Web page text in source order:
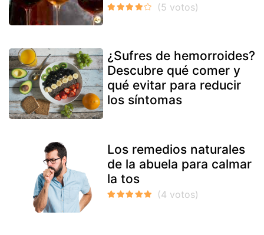
¿Sufres de hemorroides?
Descubre qué comer y
qué evitar para reducir
los síntomas
Los remedios naturales
de la abuela para calmar
la tos